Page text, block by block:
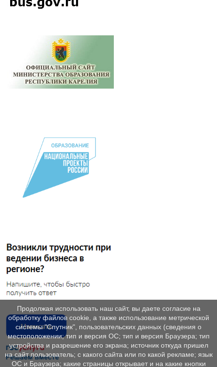
Продолжая использовать наш сайт, вы даете согласие на
обработку файлов cookie, а также использование метрической
системы "Спутник", пользовательских данных (сведения о
местоположении; тип и версия ОС; тип и версия Браузера; тип
устройства и разрешение его экрана; источник откуда пришел
на сайт пользователь; с какого сайта или по какой рекламе; язык
ОС и Браузера; какие страницы открывает и на какие кнопки